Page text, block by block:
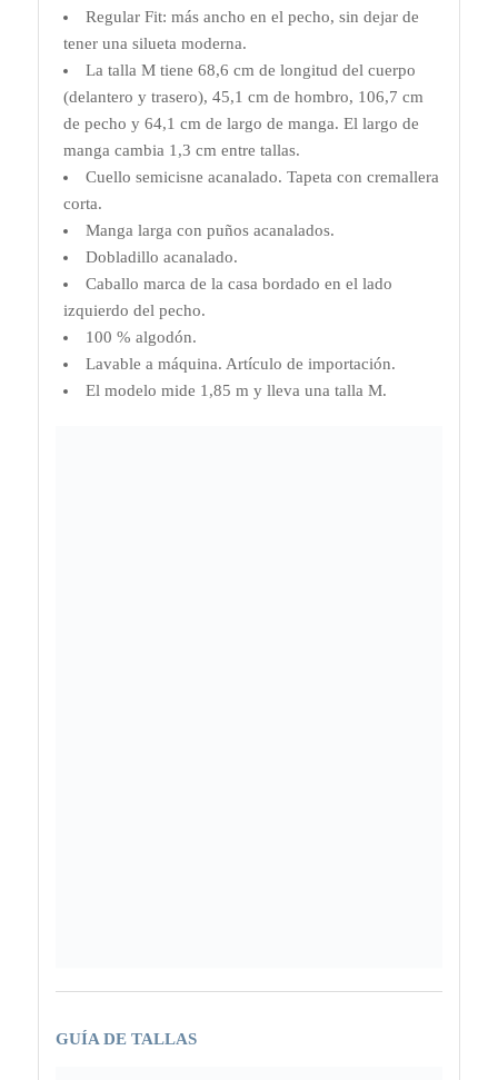
Regular Fit: más ancho en el pecho, sin dejar de
tener una silueta moderna.
La talla M tiene 68,6 cm de longitud del cuerpo
(delantero y trasero), 45,1 cm de hombro, 106,7 cm
de pecho y 64,1 cm de largo de manga. El largo de
manga cambia 1,3 cm entre tallas.
Cuello semicisne acanalado. Tapeta con cremallera
corta.
Manga larga con puños acanalados.
Dobladillo acanalado.
Caballo marca de la casa bordado en el lado
izquierdo del pecho.
100 % algodón.
Lavable a máquina. Artículo de importación.
El modelo mide 1,85 m y lleva una talla M.
GUÍA DE TALLAS